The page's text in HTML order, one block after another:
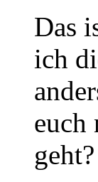
Das
ich
euch